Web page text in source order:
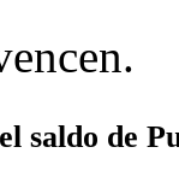
saldo de